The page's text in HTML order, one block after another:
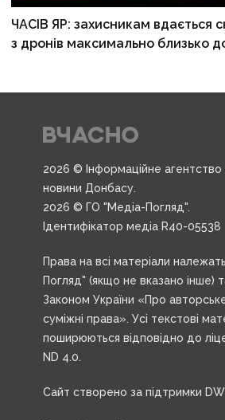
ЧАСІВ ЯР: захисникам вдається
з дронів максимально близько
2026 © Інформаційне
новини Донбасу.
2026 © ГО "Медіа-Погляд".
Ідентифікатор медіа R40-05538
Права на всі матеріали
Погляд" (якщо не вказано інше)
Законом України «Про
суміжні права». Усі текстові
поширюються відповідно до
ND 4.0.
Сайт створено за підтримки